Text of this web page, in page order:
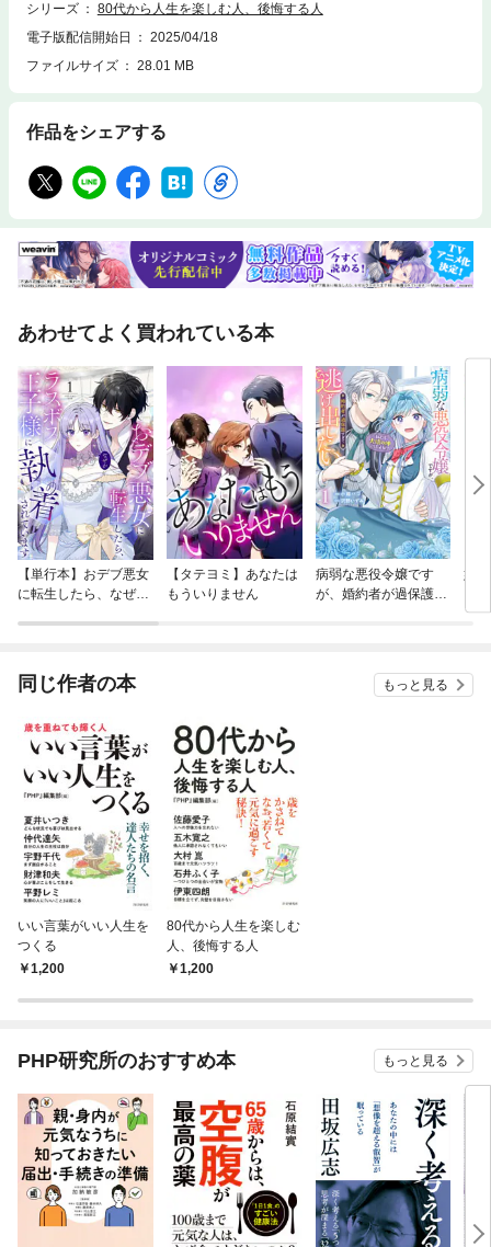
家）、大村 崑（喜劇俳優）、伊東四朗（喜劇役者）、林家木久扇（落語
家）、毒蝮三太夫（俳優、タレント）といった豪華な面々が、80代を素敵
に生きる秘訣を教えます。
シリーズ
80代から人生を楽しむ人、後悔する人
電子版配信開始日
2025/04/18
ファイルサイズ
28.01 MB
作品をシェアする
あわせてよく買われている本
【単行本】おデブ悪女
に転生したら、なぜか
【タテヨミ】あなたは
もういりません
病弱な悪役令嬢です
が、婚約者が過保護す
妹
同じ作者の本 もっと見る
いい言葉がいい人生を
つくる
1,200
80代から人生を楽しむ
人、後悔する人
1,200
PHP研究所のおすすめ本 もっと見る